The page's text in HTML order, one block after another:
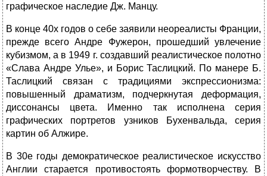
графическое наследие Дж. Манцу.
В конце 40х годов о себе заявили неореалисты Франции,
прежде всего Андре Фужерон, прошедший увлечение
кубизмом, а в 1949 г. создавший реалистическое полотно
«Слава Андре Улье», и Борис Таслицкий. По манере Б.
Таслицкий связан с традициями экспрессионизма:
повышенный драматизм, подчеркнутая дефор­мация,
диссонансы цвета. Именно так исполнена серия
графических портретов узников Бухенвальда, серия
картин об Алжире.
В 30е годы демократическое реалистическое искусство
Англии старается противостоять формотворчеству. В